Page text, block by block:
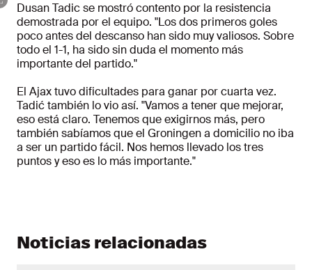
Dusan Tadic se mostró contento por la resistencia
demostrada por el equipo. "Los dos primeros goles
poco antes del descanso han sido muy valiosos. Sobre
todo el 1-1, ha sido sin duda el momento más
importante del partido."
El Ajax tuvo dificultades para ganar por cuarta vez.
Tadić también lo vio así. "Vamos a tener que mejorar,
eso está claro. Tenemos que exigirnos más, pero
también sabíamos que el Groningen a domicilio no iba
a ser un partido fácil. Nos hemos llevado los tres
puntos y eso es lo más importante."
Noticias relacionadas